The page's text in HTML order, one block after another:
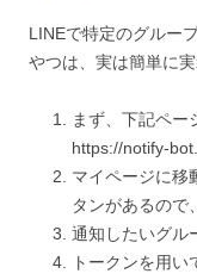
LINEで特定のグルー
やつは、実は簡単に実
まず、下記ペー
https://notify-
マイページに移
タンがあるので
通知したいグル
トークンを用